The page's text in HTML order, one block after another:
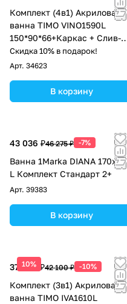
Комплект (4в1) Акриловая
ванна TIMO VINO1590L
150*90*66+Каркас + Слив-
перелив+Фронтальная
панель
Скидка 10% в подарок!
Арт. 34623
В корзину
43 036 ₽46 275 ₽ -7%
Ванна 1Marka DIANA 170x90
L Комплект Стандарт 2+
Арт. 39383
В корзину
10%
37 890 ₽42 100 ₽ -10%
Комплект (3в1) Акриловая
ванна TIMO IVA1610L